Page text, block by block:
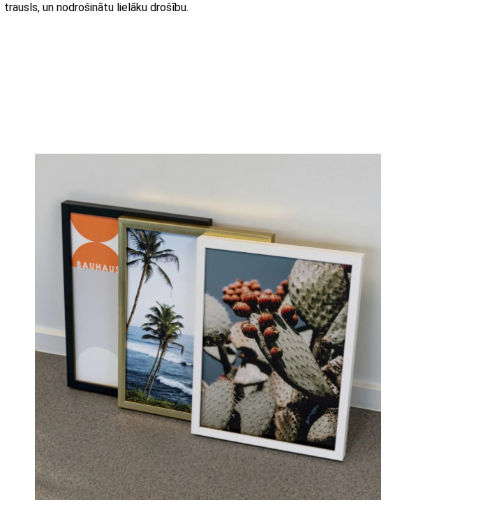
trausls, un nodrošinātu lielāku drošību.